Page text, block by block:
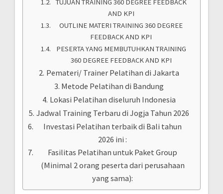
TUJUAN TRAINING 360 DEGREE FEEDBACK
AND KPI
OUTLINE MATERI TRAINING 360 DEGREE
FEEDBACK AND KPI
PESERTA YANG MEMBUTUHKAN TRAINING
360 DEGREE FEEDBACK AND KPI
Pemateri/ Trainer Pelatihan di Jakarta
Metode Pelatihan di Bandung
Lokasi Pelatihan diseluruh Indonesia
Jadwal Training Terbaru di Jogja Tahun 2026
Investasi Pelatihan terbaik di Bali tahun
2026 ini :
Fasilitas Pelatihan untuk Paket Group
(Minimal 2 orang peserta dari perusahaan
yang sama):